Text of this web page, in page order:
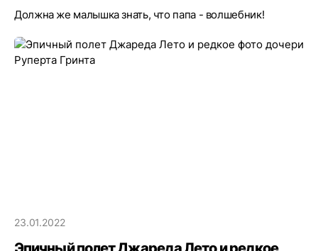
Должна же малышка знать, что папа - волшебник!
23.01.2022